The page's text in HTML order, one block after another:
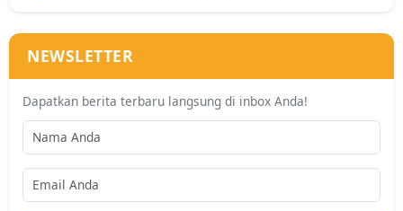
NEWSLETTER
Dapatkan berita terbaru langsung di inbox Anda!